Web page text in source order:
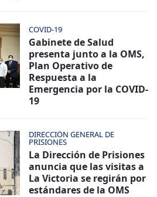
COVID-19
Gabinete de Salud
presenta junto a la OMS,
Plan Operativo de
Respuesta a la
Emergencia por la COVID-
19
DIRECCIÓN GENERAL DE
PRISIONES
La Dirección de Prisiones
anuncia que las visitas a
La Victoria se regirán por
estándares de la OMS